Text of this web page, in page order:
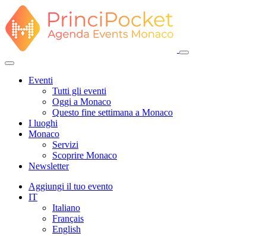
Eventi
Tutti gli eventi
Oggi a Monaco
Questo fine settimana a Monaco
I luoghi
Monaco
Servizi
Scoprire Monaco
Newsletter
Aggiungi il tuo evento
IT
Italiano
Français
English